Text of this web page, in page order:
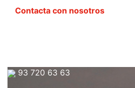
Contacta con nosotros
93 720 63 63